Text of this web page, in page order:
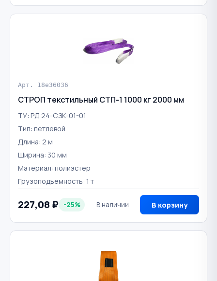
Арт. 18e36036
СТРОП текстильный СТП-1 1000 кг 2000 мм
ТУ: РД 24-СЗК-01-01
Тип: петлевой
Длина: 2 м
Ширина: 30 мм
Материал: полиэстер
Грузоподъемность: 1 т
227,08 ₽ -25% В наличии В корзину